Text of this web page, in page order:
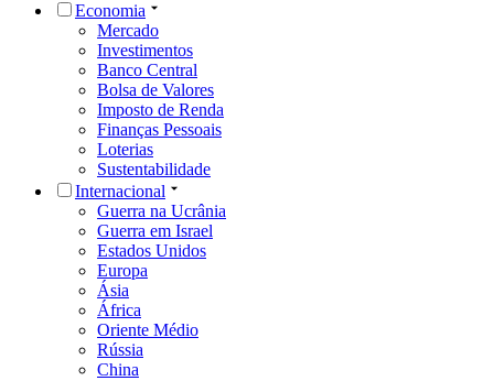
Economia
Mercado
Investimentos
Banco Central
Bolsa de Valores
Imposto de Renda
Finanças Pessoais
Loterias
Sustentabilidade
Internacional
Guerra na Ucrânia
Guerra em Israel
Estados Unidos
Europa
Ásia
África
Oriente Médio
Rússia
China